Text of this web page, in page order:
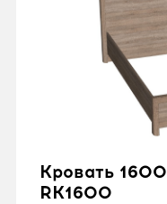
Кровать 1600
RK1600